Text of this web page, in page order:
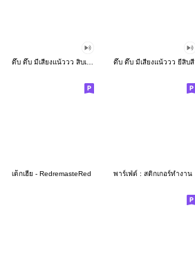
ดึ๊บ ดึ๊บ มีเสียงแน้ววว ยี่สิบสี่
เด็กเฮีย - RedremasteRed พาร์เฟ่ต์ : สติกเกอร์ทำงาน